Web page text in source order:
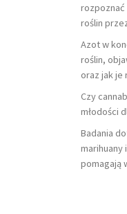
rozpoznać
roślin
Azot w
roślin,
oraz jak je
Czy
młodości
Badania
marihuany
pomagają